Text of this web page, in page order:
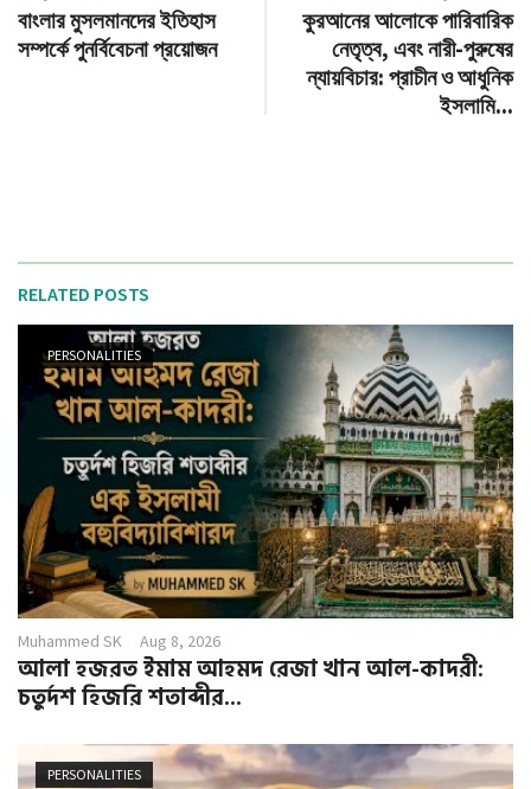
বাংলার মুসলমানদের ইতিহাস
সম্পর্কে পুনর্বিবেচনা প্রয়োজন
কুরআনের আলোকে পারিবারিক
নেতৃত্ব, এবং নারী-পুরুষের
ন্যায়বিচার: প্রাচীন ও আধুনিক
ইসলামি...
RELATED POSTS
PERSONALITIES
Muhammed SK Aug 8, 2026
আলা হজরত ইমাম আহমদ রেজা খান আল-কাদরী:
চতুর্দশ হিজরি শতাব্দীর...
PERSONALITIES